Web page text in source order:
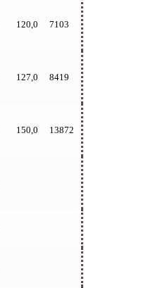
120,0 7103
127,0 8419
150,0 13872